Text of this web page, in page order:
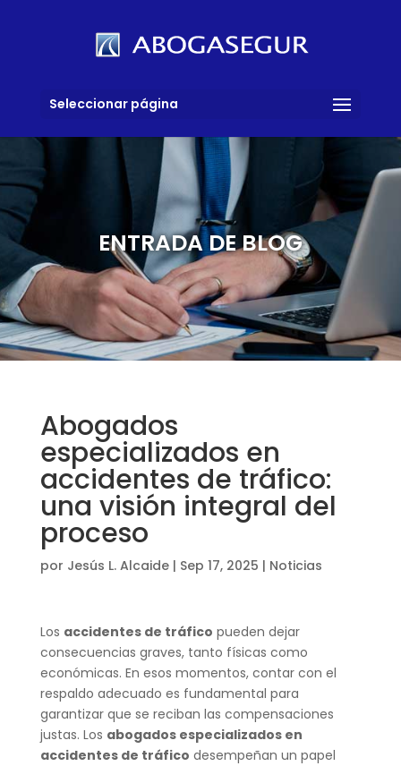
Seleccionar página
ENTRADA DE BLOG
Abogados
especializados en
accidentes de tráfico:
una visión integral del
proceso
por Jesús L. Alcaide| Sep 17, 2025 | Noticias
Los accidentes de tráfico pueden dejar
consecuencias graves, tanto físicas como
económicas. En esos momentos, contar con el
respaldo adecuado es fundamental para
garantizar que se reciban las compensaciones
justas. Los abogados especializados en
accidentes de tráfico desempeñan un papel